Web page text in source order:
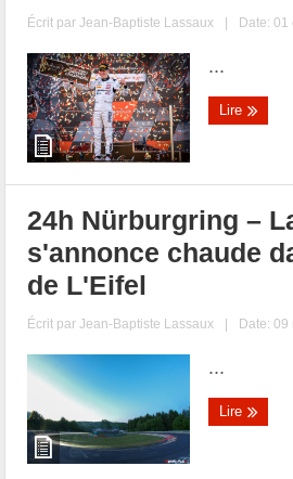
Écrit parJean-Baptiste Lassaux | Date: 01
...
Lire
24h Nürburgring –
s'annonce chaude
de L'Eifel
Écrit parJean-Baptiste Lassaux | Date: 09
...
Lire